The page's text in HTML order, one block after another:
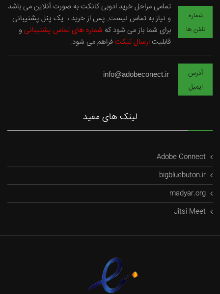
شماره
تلفن ها
تمامی مراحل خرید ادوبی کانکت به صورت آنلاین می باشد
و نیاز به تماس نیست. پس از خرید ، یک پنل پشتیبانی
برای شما باز می شود که شماره های تماس پشتیبانی و
قابلیتارسال تیکتفراهم می شود.
آدرس
ایمیل
info@adobeconect.ir
لینک های مفید
Adobe Connect
bigbluebuton.ir
madyar.org
Jitsi Meet